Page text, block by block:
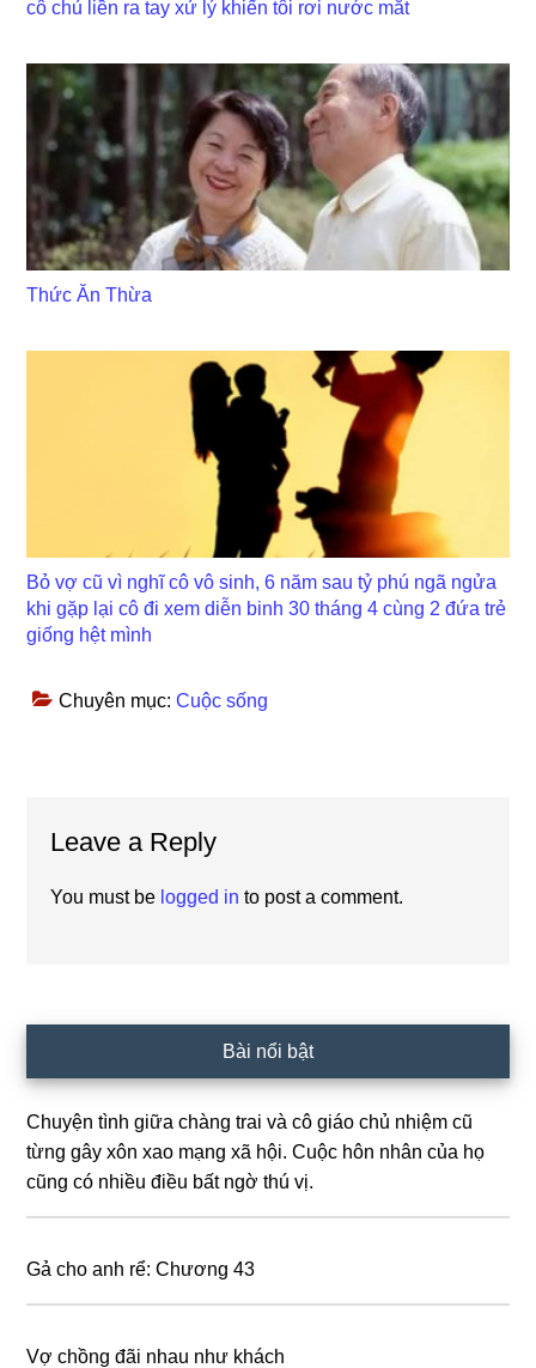
cô chủ liền ra tay xử lý khiến tôi rơi nước mắt
Thức Ăn Thừa
Bỏ vợ cũ vì nghĩ cô vô sinh, 6 năm sau tỷ phú ngã ngửa
khi gặp lại cô đi xem diễn binh 30 tháng 4 cùng 2 đứa trẻ
giống hệt mình
Chuyên mục:Cuộc sống
Interactions
Leave a Reply
You must be logged in to post a comment.
Sidebar
Bài nổi bật
Chuyện tình giữa chàng trai và cô giáo chủ nhiệm cũ
từng gây xôn xao mạng xã hội. Cuộc hôn nhân của họ
cũng có nhiều điều bất ngờ thú vị.
Gả cho anh rể: Chương 43
Vợ chồng đãi nhau như khách